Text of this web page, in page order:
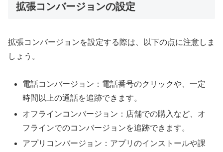
拡張コンバージョンの設定
拡張コンバージョンを設定する際は、以下の点に注意しま
しょう。
電話コンバージョン：電話番号のクリックや、一定
時間以上の通話を追跡できます。
オフラインコンバージョン：店舗での購入など、オ
フラインでのコンバージョンを追跡できます。
アプリコンバージョン：アプリのインストールや課